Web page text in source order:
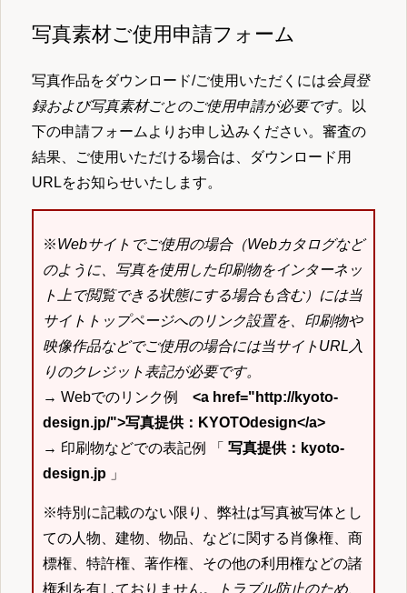
写真素材ご使用申請フォーム
写真作品をダウンロード/ご使用いただくには会員登
録および写真素材ごとのご使用申請が必要です。以
下の申請フォームよりお申し込みください。審査の
結果、ご使用いただける場合は、ダウンロード用
URLをお知らせいたします。
※Webサイトでご使用の場合（Webカタログなど
のように、写真を使用した印刷物をインターネッ
ト上で閲覧できる状態にする場合も含む）には当
サイトトップページへのリンク設置を、印刷物や
映像作品などでご使用の場合には当サイトURL入
りのクレジット表記が必要です。
→ Webでのリンク例 <a href="http://kyoto-
design.jp/">写真提供：KYOTOdesign</a>
→ 印刷物などでの表記例 「 写真提供：kyoto-
design.jp 」
※特別に記載のない限り、弊社は写真被写体とし
ての人物、建物、物品、などに関する肖像権、商
標権、特許権、著作権、その他の利用権などの諸
権利を有しておりません。
トラブル防止のため、